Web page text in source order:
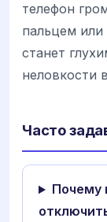
телефон
пальцем
станет
неловкости
Часто
Почему